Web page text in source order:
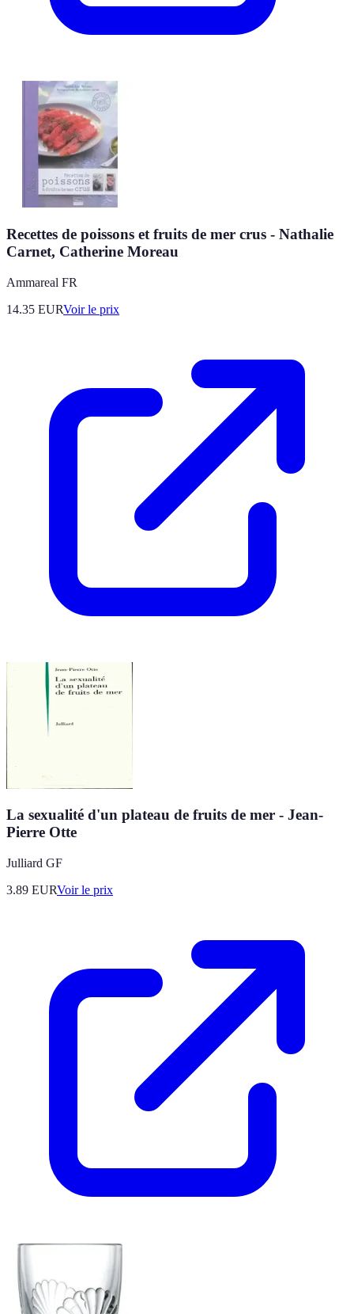
Recettes de poissons et fruits de mer crus - Nathalie
Carnet, Catherine Moreau
Ammareal FR
14.35 EURVoir le prix
La sexualité d'un plateau de fruits de mer - Jean-
Pierre Otte
Julliard GF
3.89 EURVoir le prix